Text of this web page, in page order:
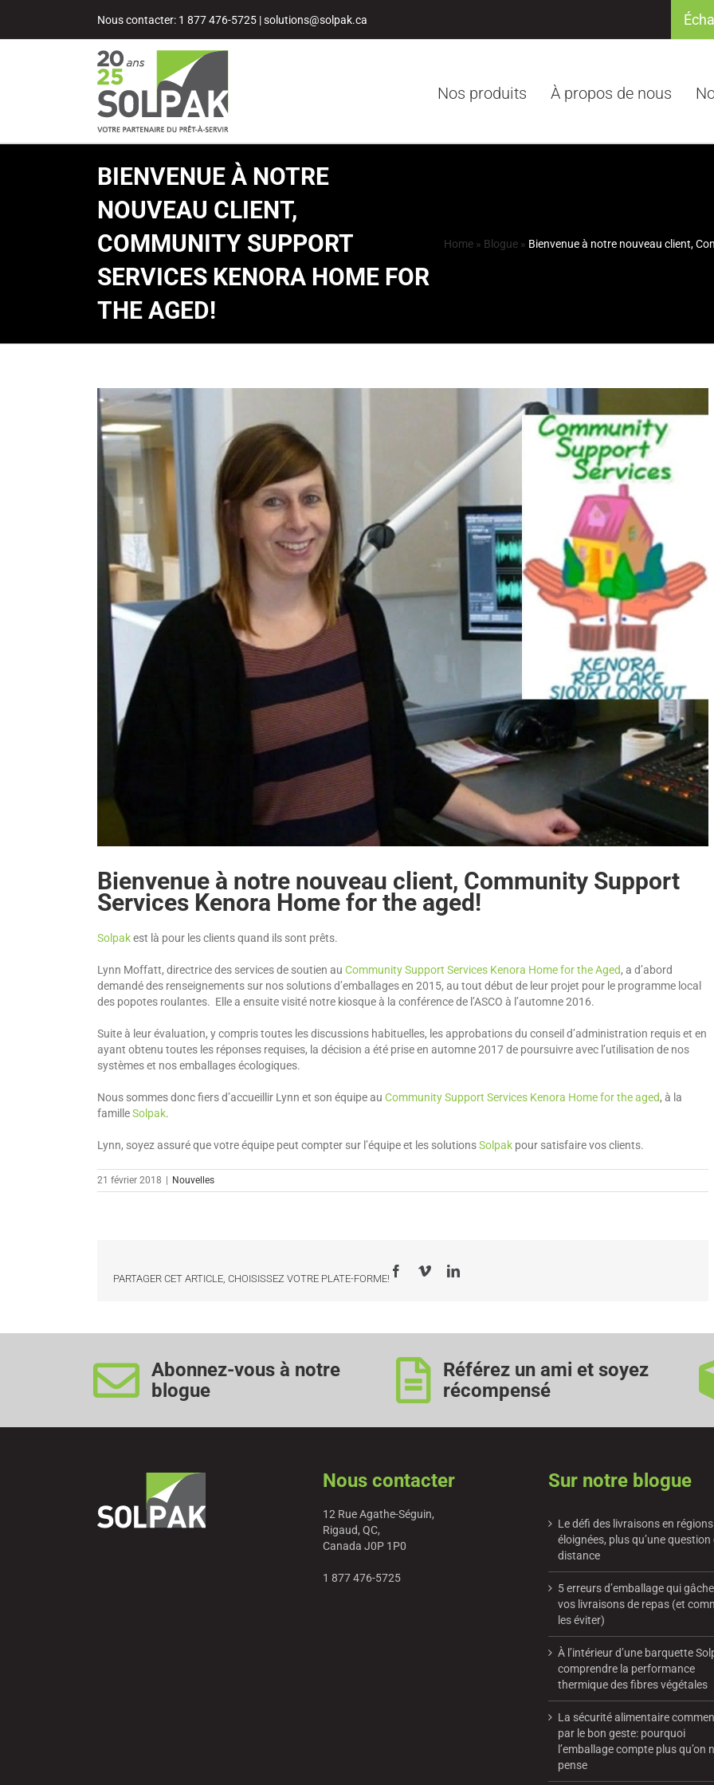
contenu
Nous contacter: 1 877 476-5725 |solutions@solpak.ca
Nos produits À propos de nous
BIENVENUE À NOTRE
NOUVEAU CLIENT,
COMMUNITY SUPPORT
SERVICES KENORA HOME FOR
THE AGED!
Home » Blogue » Bienvenue à notre nouveau client,
Bienvenue à notre nouveau client, Community Support
Services Kenora Home for the aged!
Solpakest là pour les clients quand ils sont prêts.
Lynn Moffatt, directrice des services de soutien au Community Support Services Kenora Home for the Aged, a d’abord
demandé des renseignements sur nos solutions d’emballages en 2015, au tout début de leur projet pour le programme local
des popotes roulantes. Elle a ensuite visité notre kiosque à la conférence de l’ASCO à l’automne 2016.
Suite à leur évaluation, y compris toutes les discussions habituelles, les approbations du conseil d’administration requis et en
ayant obtenu toutes les réponses requises, la décision a été prise en automne 2017 de poursuivre avec l’utilisation de nos
systèmes et nos emballages écologiques.
Nous sommes donc fiers d’accueillir Lynn et son équipe au Community Support Services Kenora Home for the aged, à la
familleSolpak.
Lynn, soyez assuré que votre équipe peut compter sur l’équipe et les solutionsSolpak pour satisfaire vos clients.
21 février 2018 Nouvelles
PARTAGER CET ARTICLE, CHOISISSEZ VOTRE PLATE-FORME!
Facebook
VimeoLinkedIn
Abonnez-vous à notre
blogue
Référez un ami et soyez
récompensé
Nous contacter
12 Rue Agathe-Séguin,
Rigaud, QC,
Canada J0P 1P0
1 877 476-5725
Sur notre blogue
Le défi des livraisons en régions
éloignées, plus qu’une question
distance
5 erreurs d’emballage qui
vos livraisons de repas (et
les éviter)
À l’intérieur d’une barquette
comprendre la performance
thermique des fibres végétales
La sécurité alimentaire
par le bon geste: pourquoi
l’emballage compte plus qu’on
pense